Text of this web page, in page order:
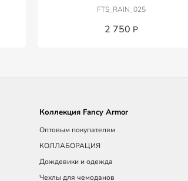
FTS_RAIN_025
2 750 Р
Коллекция Fancy Armor
Оптовым покупателям
КОЛЛАБОРАЦИЯ
Дождевики и одежда
Чехлы для чемоданов